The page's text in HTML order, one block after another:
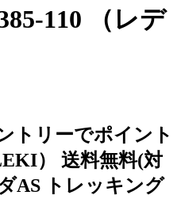
110 （レデ
トリーでポイント
） 送料無料(対
AS トレッキング